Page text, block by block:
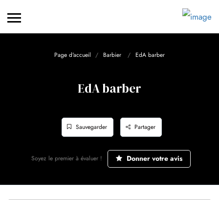
Page d'accueil Barbier EdA barber
EdA barber
Sauvegarder Partager
Soyez le premier à évaluer ! Donner votre avis